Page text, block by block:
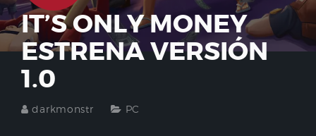
IT’S ONLY MONEY
ESTRENA VERSIÓN
1.0
darkmonstr PC